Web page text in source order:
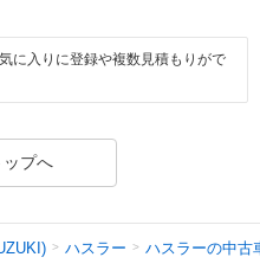
に入りに登録や複数見積もりがで
プへ
ハスラー ハスラーの中古